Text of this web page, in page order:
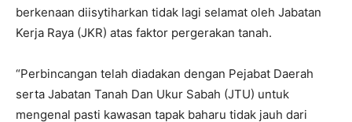
berkenaan diisytiharkan tidak lagi selamat oleh Jabatan
Kerja Raya (JKR) atas faktor pergerakan tanah.
“Perbincangan telah diadakan dengan Pejabat Daerah
serta Jabatan Tanah Dan Ukur Sabah (JTU) untuk
mengenal pasti kawasan tapak baharu tidak jauh dari